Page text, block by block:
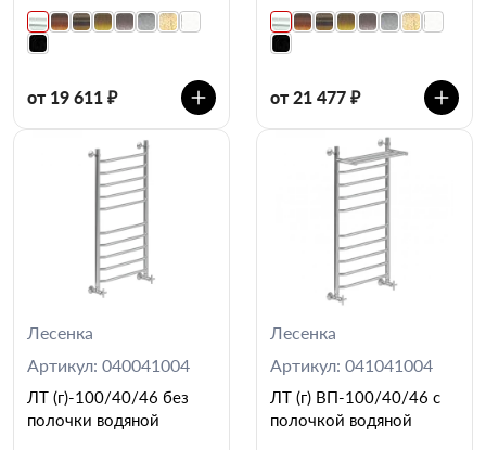
от 19 611 ₽ от 21 477 ₽
Лесенка
Артикул: 040041004
ЛТ (г)-100/40/46 без
полочки водяной
Лесенка
Артикул: 041041004
ЛТ (г) ВП-100/40/46 с
полочкой водяной